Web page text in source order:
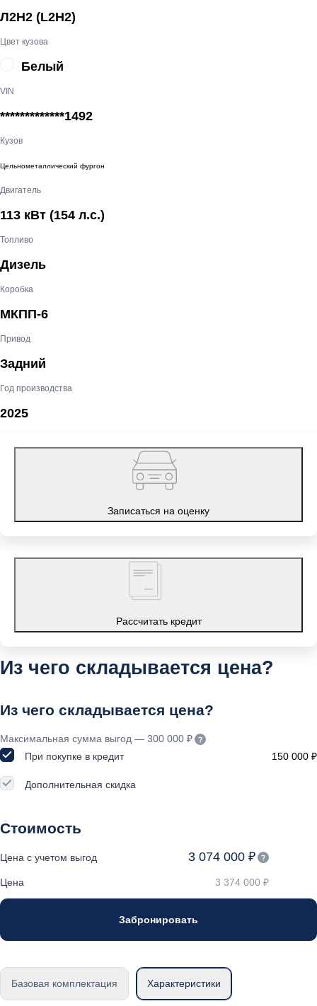
Л2Н2 (L2H2)
Цвет кузова
Белый
VIN
*************1492
Кузов
Цельнометаллический фургон
Двигатель
113 кВт (154 л.с.)
Топливо
Дизель
Коробка
МКПП-6
Привод
Задний
Год производства
2025
Записаться на оценку
Рассчитать кредит
Из чего складывается цена?
Из чего складывается цена?
Максимальная сумма выгод — 300 000 ₽
При покупке в кредит
150 000 ₽
Дополнительная скидка
Стоимость
Цена с учетом выгод 3 074 000 ₽
Цена 3 374 000 ₽
Забронировать
Базовая комплектация Характеристики